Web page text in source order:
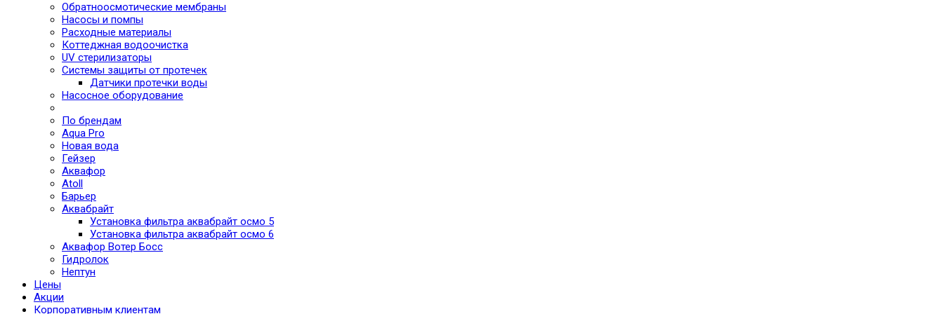
Обратноосмотические мембраны
Насосы и помпы
Расходные материалы
Коттеджная водоочистка
UV стерилизаторы
Системы защиты от протечек
Датчики протечки воды
Насосное оборудование
По брендам
Aqua Pro
Новая вода
Гейзер
Аквафор
Atoll
Барьер
Аквабрайт
Установка фильтра аквабрайт осмо 5
Установка фильтра аквабрайт осмо 6
Аквафор Вотер Босс
Гидролок
Нептун
Цены
Акции
Корпоративным клиентам